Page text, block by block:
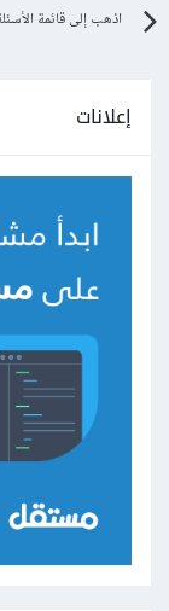
اذهب إلى قائمة الأسئلة
إعلانات